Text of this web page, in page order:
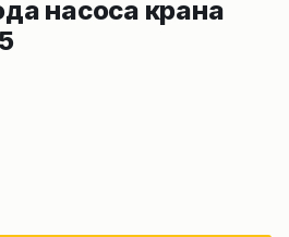
насоса крана